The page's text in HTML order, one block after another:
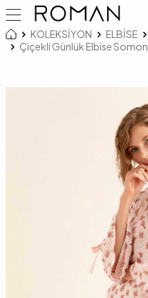
KOLEKSİYON ELBİSE
Çiçekli Günlük Elbise Somon